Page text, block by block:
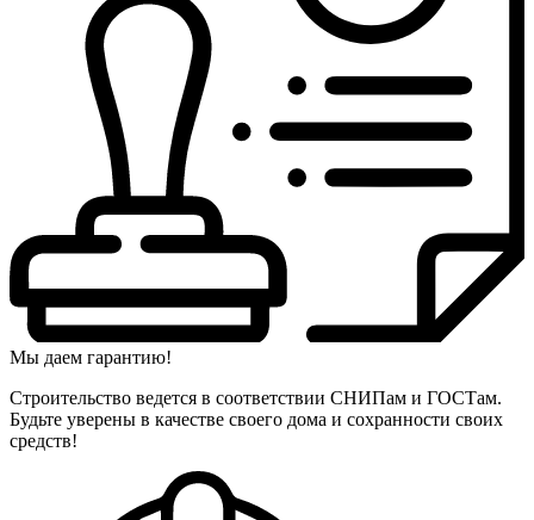
Мы даем гарантию!
Строительство ведется в соответствии СНИПам и ГОСТам.
Будьте уверены в качестве своего дома и сохранности своих
средств!